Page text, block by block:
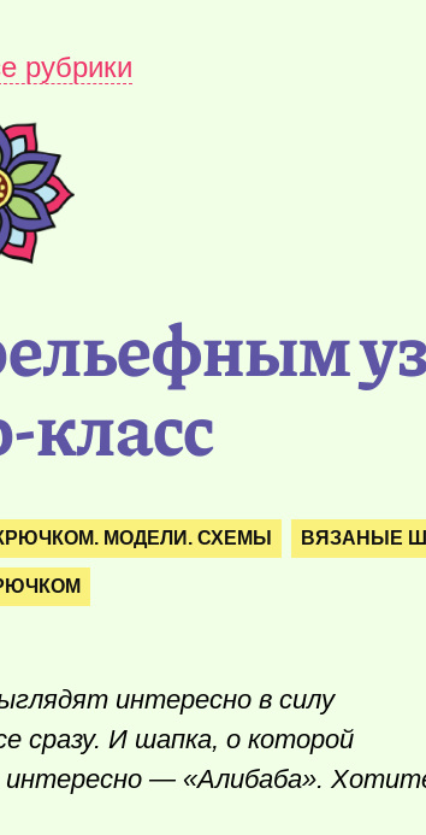
рубрики
МОДЕЛИ. СХЕМЫ ВЯЗАНЫЕ
интересно в силу
сразу. И шапка, о которой
интересно — «Алибаба».